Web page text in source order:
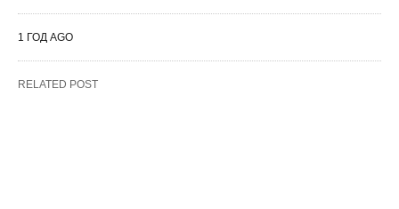
1 ГОД AGO
RELATED POST